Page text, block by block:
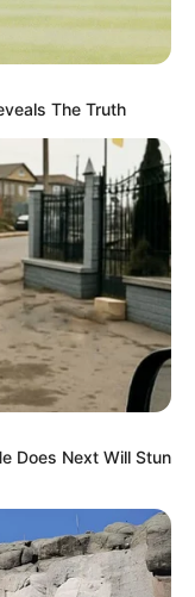
As Sleeve Slipped
The Truth
Does Next Will Stun